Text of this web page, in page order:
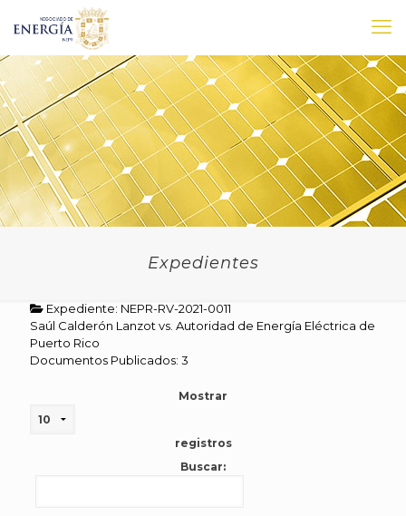
Expedientes
Expediente: NEPR-RV-2021-0011
Saúl Calderón Lanzot vs. Autoridad de Energía Eléctrica de
Puerto Rico
Documentos Publicados: 3
Mostrar
registros
Buscar: